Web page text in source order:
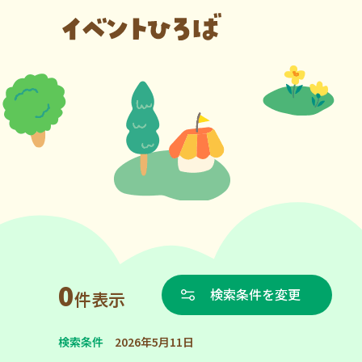
0件表示 検索条件を変更
検索条件 2026年5月11日